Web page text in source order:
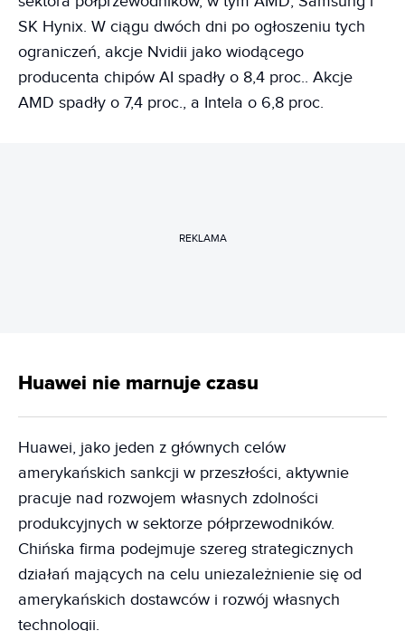
SK Hynix. W ciągu dwóch dni po ogłoszeniu tych
ograniczeń, akcje Nvidii jako wiodącego
producenta chipów AI spadły o 8,4 proc.. Akcje
AMD spadły o 7,4 proc., a Intela o 6,8 proc.
REKLAMA
Huawei nie marnuje czasu
Huawei, jako jeden z głównych celów
amerykańskich sankcji w przeszłości, aktywnie
pracuje nad rozwojem własnych zdolności
produkcyjnych w sektorze półprzewodników.
Chińska firma podejmuje szereg strategicznych
działań mających na celu uniezależnienie się od
amerykańskich dostawców i rozwój własnych
technologii.